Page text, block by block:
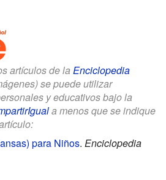
artículos de la Enciclopedia
se puede utilizar
y educativos bajo la
a menos que se indique
para Niños. Enciclopedia